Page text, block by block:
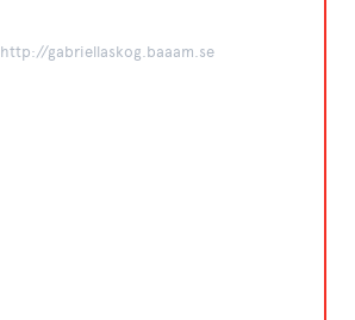
http://gabriellaskog.baaam.se